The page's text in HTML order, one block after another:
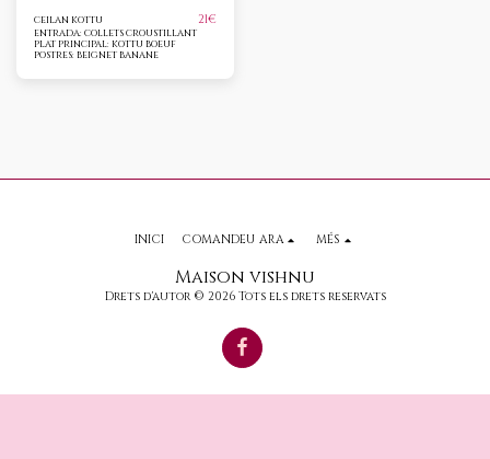
CEILAN KOTTU 21€
ENTRADA: COLLETS CROUSTILLANT
PLAT PRINCIPAL: KOTTU BOEUF
POSTRES: BEIGNET BANANE
Maison vishnu
Drets d'autor © 2026 Tots els drets reservats
INICI COMANDEU ARA MÉS